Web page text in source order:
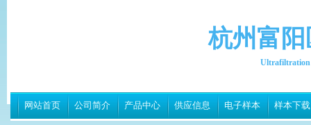
杭州富
Ultrafiltration
网站首页 公司简介 产品中心 供应信息 电子样本 样本下载